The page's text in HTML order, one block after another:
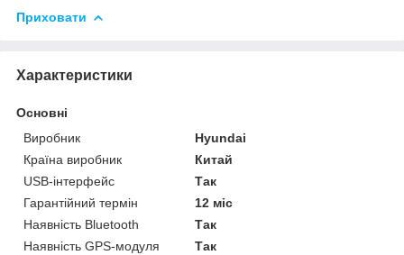
Приховати
Характеристики
Основні
Виробник
Hyundai
Країна виробник
Китай
USB-інтерфейс
Так
Гарантійний термін
12 міс
Наявність Bluetooth
Так
Наявність GPS-модуля
Так